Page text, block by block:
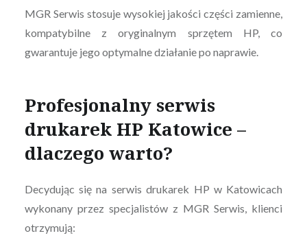
MGR Serwis stosuje wysokiej jakości części zamienne,
kompatybilne z oryginalnym sprzętem HP, co
gwarantuje jego optymalne działanie po naprawie.
Profesjonalny serwis
drukarek HP Katowice –
dlaczego warto?
Decydując się na serwis drukarek HP w Katowicach
wykonany przez specjalistów z MGR Serwis, klienci
otrzymują: